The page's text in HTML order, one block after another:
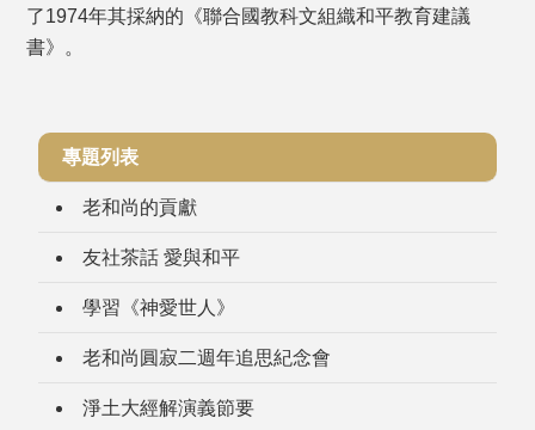
了1974年其採納的《聯合國教科文組織和平教育建議
書》。
專題列表
老和尚的貢獻
友社茶話 愛與和平
學習《神愛世人》
老和尚圓寂二週年追思紀念會
淨土大經解演義節要